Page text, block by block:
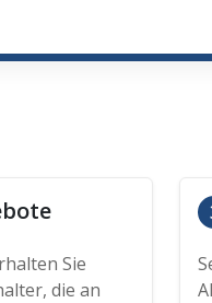
Sie
die an